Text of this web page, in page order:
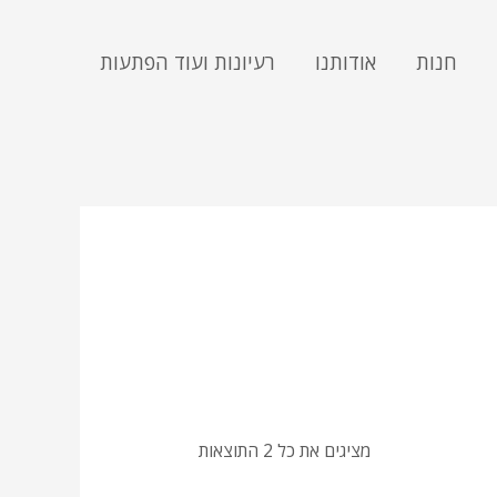
חנות אודותנו רעיונות ועוד הפתעות
מציגים את כל ⁦2⁩ התוצאות